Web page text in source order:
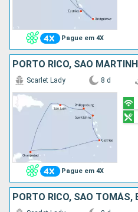
Pague em 4X
Pague em 4X
Scarlet Lady 8 d